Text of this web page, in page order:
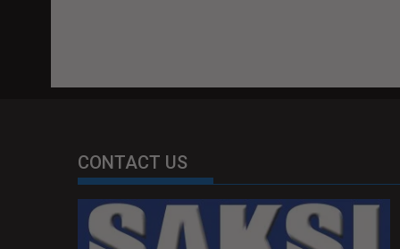
CONTACT US